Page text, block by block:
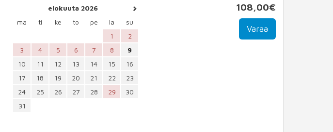
elokuuta 2026
ma
ti ke to pe la
su
1
2
3
4 5 6 7 8
9
10
11 12 13 14 15
16
17
18 19 20 21 22
23
24
25 26 27 28 29
30
31
108,00€